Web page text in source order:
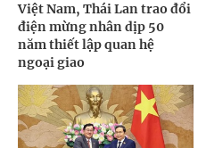
Việt Nam, Thái Lan trao đổi
điện mừng nhân dịp 50
năm thiết lập quan hệ
ngoại giao